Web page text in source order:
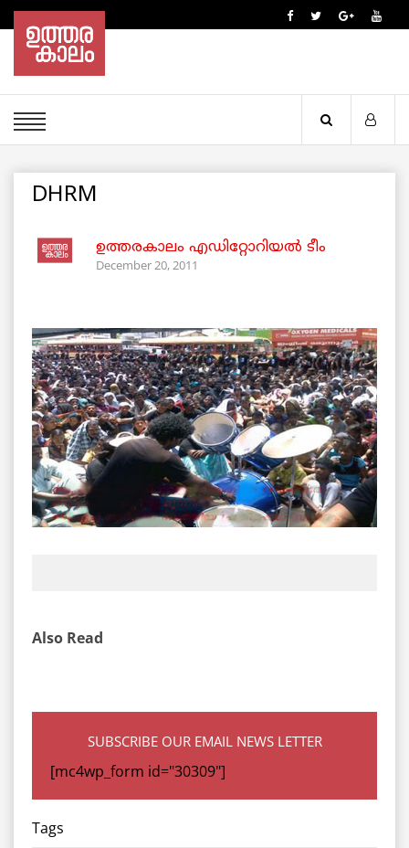
DHRM
ഉത്തരകാലം എഡിറ്റോറിയല്‍ ടീം
December 20, 2011
Also Read
SUBSCRIBE OUR EMAIL NEWS LETTER
[mc4wp_form id="30309"]
Tags